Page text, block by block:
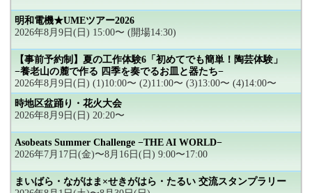
明和電機★UMEツアー2026
2026年8月9日(日) 15:00〜 (開場14:30)
【事前予約制】夏の工作体験6「初めてでも簡単！陶芸体験」
−養老山の麓で作る 四季を奏でるお皿と器たち−
2026年8月9日(日) (1)10:00〜 (2)11:00〜 (3)13:00〜 (4)14:00〜
時地区盆踊り・花火大会
2026年8月9日(日) 20:20〜
Asobeats Summer Challenge −THE AI WORLD−
2026年7月17日(金)〜8月16日(日) 9:00〜17:00
まいばら・ながはま×せきがはら・たるい 交流スタンプラリー